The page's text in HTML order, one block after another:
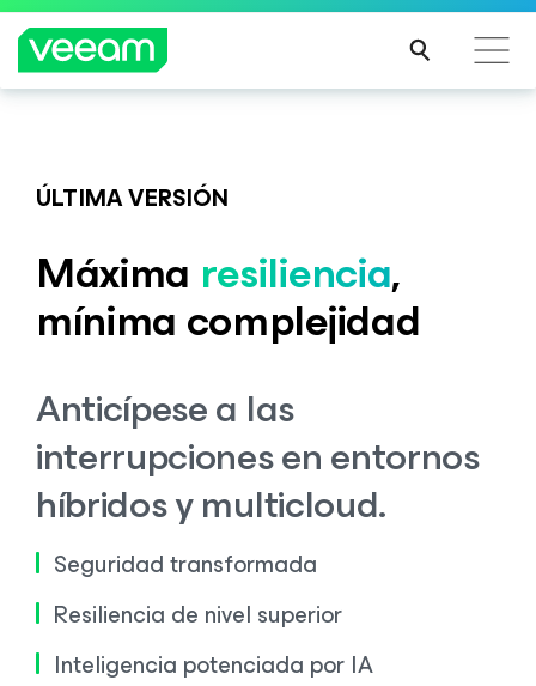
actualización de contenido de CrowdStrike
MÁS
RMA
CIÓN
plataforma. Control total.
EXPLORA AHORA
ÚLTIMA VERSIÓN
Máxima resiliencia,
mínima complejidad
Anticípese a las
interrupciones en entornos
híbridos y multicloud.
Seguridad transformada
Resiliencia de nivel superior
Inteligencia potenciada por IA